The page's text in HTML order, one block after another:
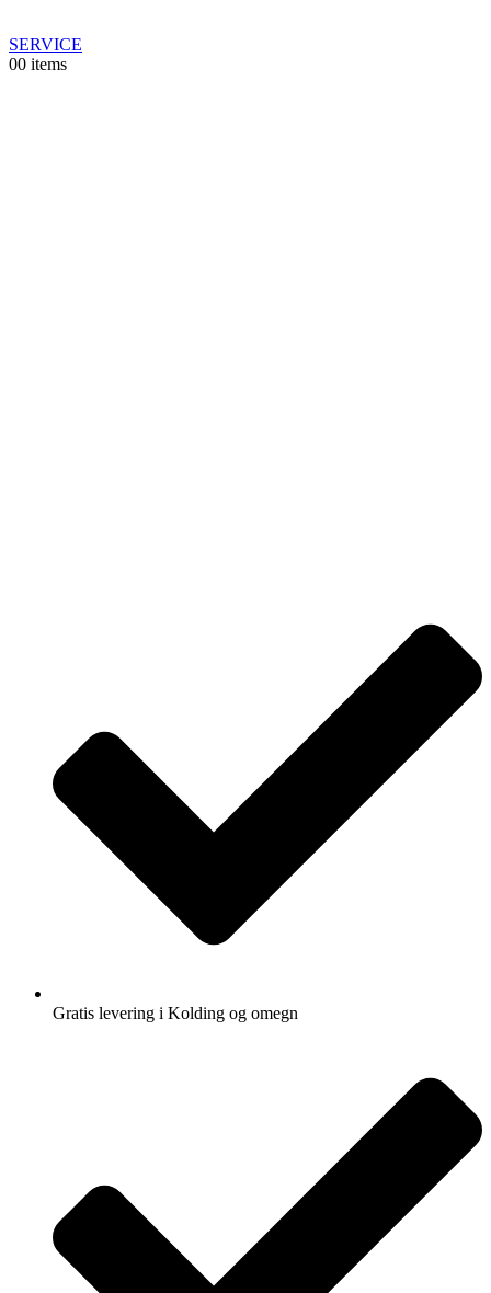
SERVICE
00 items
Gratis levering i Kolding og omegn